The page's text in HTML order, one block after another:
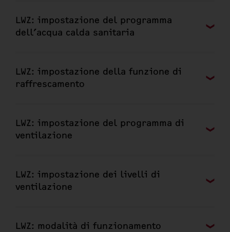
LWZ: impostazione del programma
dell’acqua calda sanitaria
LWZ: impostazione della funzione di
raffrescamento
LWZ: impostazione del programma di
ventilazione
LWZ: impostazione dei livelli di
ventilazione
LWZ: modalità di funzionamento